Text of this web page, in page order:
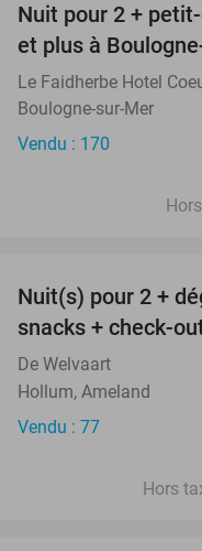
Nuit pour 2 +
et plus à
Le Faidherbe Hotel
Boulogne-sur-Mer
Vendu : 170
Nuit(s) pour 2 +
snacks + check-
De Welvaart
Hollum, Ameland
Vendu : 77
Hors